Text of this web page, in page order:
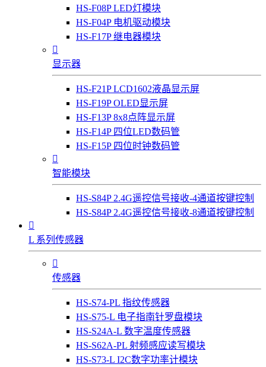
HS-F08P LED灯模块
HS-F04P 电机驱动模块
HS-F17P 继电器模块

显示器
HS-F21P LCD1602液晶显示屏
HS-F19P OLED显示屏
HS-F13P 8x8点阵显示屏
HS-F14P 四位LED数码管
HS-F15P 四位时钟数码管

智能模块
HS-S84P 2.4G遥控信号接收-4通道按键控制
HS-S84P 2.4G遥控信号接收-8通道按键控制

L 系列传感器

传感器
HS-S74-PL 指纹传感器
HS-S75-L 电子指南针罗盘模块
HS-S24A-L 数字温度传感器
HS-S62A-PL 射频感应读写模块
HS-S73-L I2C数字功率计模块